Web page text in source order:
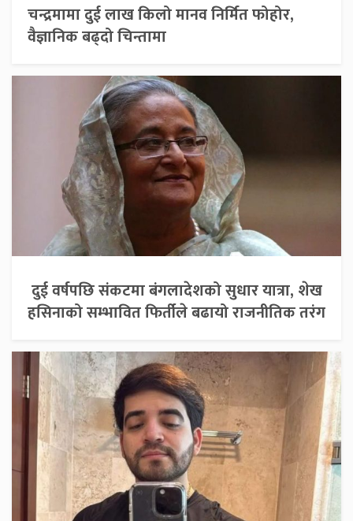
चन्द्रमामा दुई लाख किलो मानव निर्मित फोहोर,
वैज्ञानिक बढ्दो चिन्तामा
दुई वर्षपछि संकटमा बंगलादेशको सुधार यात्रा, शेख
हसिनाको सम्भावित फिर्तीले बढायो राजनीतिक तरंग